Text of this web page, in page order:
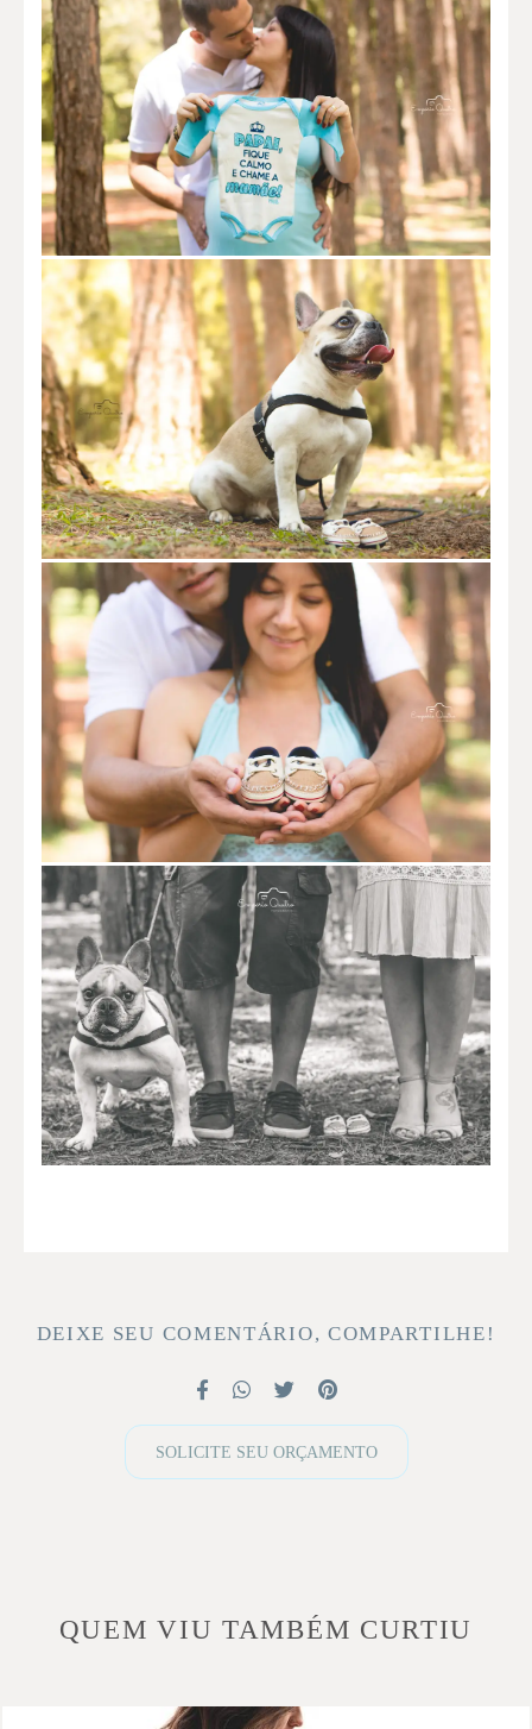
DEIXE SEU COMENTÁRIO, COMPARTILHE!
SOLICITE SEU ORÇAMENTO
QUEM VIU TAMBÉM CURTIU